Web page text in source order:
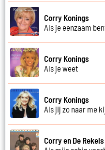
Corry Konings
Als je eenzaam
Corry Konings
Als je weet
Corry Konings
Als jij zo naar me
Corry en De Rekels